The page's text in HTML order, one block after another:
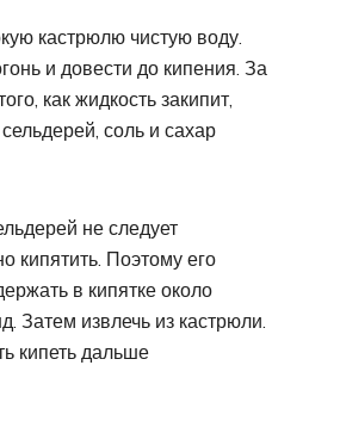
кастрюлю чистую воду.
и довести до кипения. За
как жидкость закипит,
соль и сахар
не следует
кипятить. Поэтому его
в кипятке около
Затем извлечь из кастрюли.
кипеть дальше